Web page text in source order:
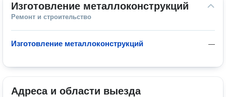
Изготовление металлоконструкций
Ремонт и строительство
—
Изготовление металлоконструкций
Адреса и области выезда